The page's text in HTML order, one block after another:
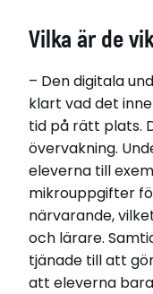
Vilka är de
– Den digitala
klart vad det
tid på rätt plats.
övervakning.
eleverna till
mikrouppgifter
närvarande,
och lärare.
tjänade till att
att eleverna